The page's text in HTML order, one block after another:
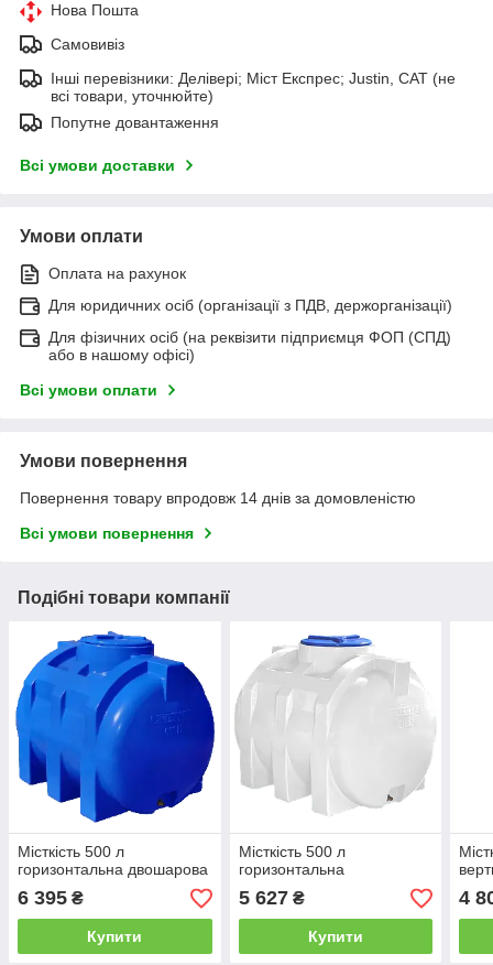
Нова Пошта
Самовивіз
Інші перевізники: Делівері; Міст Експрес; Justin, САТ (не
всі товари, уточнюйте)
Попутне довантаження
Всі умови доставки
Умови оплати
Оплата на рахунок
Для юридичних осіб (організації з ПДВ, держорганізації)
Для фізичних осіб (на реквізити підприємця ФОП (СПД)
або в нашому офісі)
Всі умови оплати
Умови повернення
Повернення товару впродовж 14 днів за домовленістю
Всі умови повернення
Подібні товари компанії
Місткість 500 л
горизонтальна двошарова
6 395 ₴
Купити
Місткість 500 л
горизонтальна
5 627₴
Купити
4